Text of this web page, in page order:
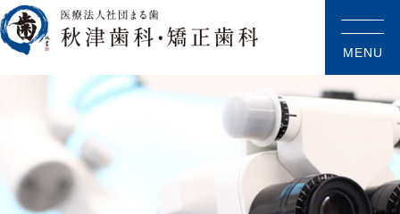
MENU